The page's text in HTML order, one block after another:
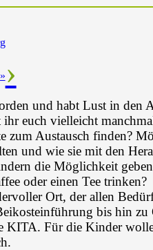
»
und habt Lust in den
euch vielleicht
zum Austausch finden?
und wie sie mit den
die Möglichkeit
oder einen Tee trinken?
Ort, der allen
bis hin zu
KITA. Für die Kinder